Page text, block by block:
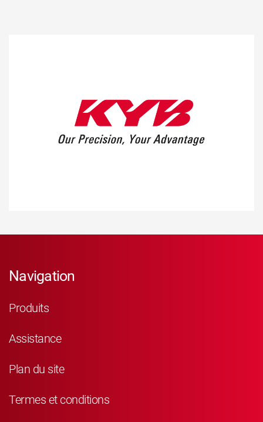
Navigation
Produits
Assistance
Plan du site
Termes et conditions